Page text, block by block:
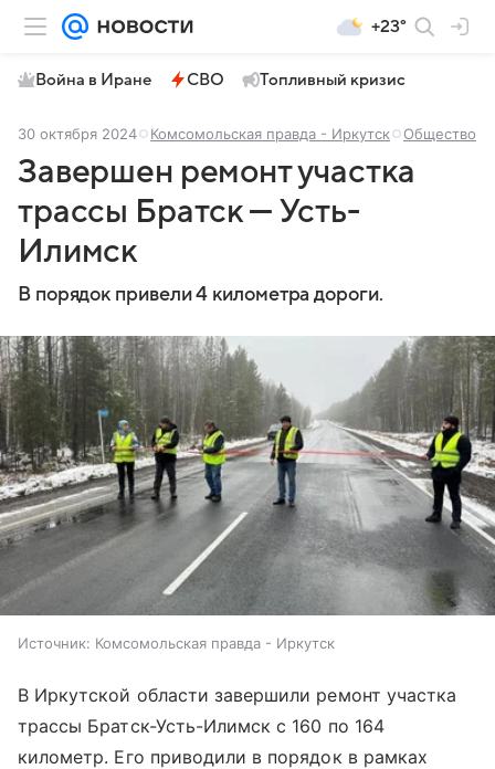
+23°
Война в Иране СВО Топливный кризис
30 октября 2024 Комсомольская правда - Иркутск Общество
Завершен ремонт участка
трассы Братск — Усть-
Илимск
В порядок привели 4 километра дороги.
Источник: Комсомольская правда - Иркутск
В Иркутской области завершили ремонт участка
трассы Братск-Усть-Илимск с 160 по 164
километр. Его приводили в порядок в рамках